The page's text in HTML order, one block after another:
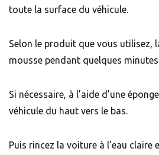
toute la surface du véhicule.
Selon le produit que vous utilisez,
mousse pendant quelques
Si nécessaire, à l’aide d’une
véhicule du haut vers le bas.
Puis rincez la voiture à l’eau claire